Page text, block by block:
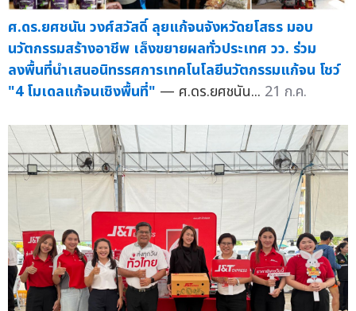
ศ.ดร.ยศชนัน วงศ์สวัสดิ์ ลุยแก้จนจังหวัดยโสธร มอบ
นวัตกรรมสร้างอาชีพ เล็งขยายผลทั่วประเทศ วว. ร่วม
ลงพื้นที่นำเสนอนิทรรศการเทคโนโลยีนวัตกรรมแก้จน โชว์
"4 โมเดลแก้จนเชิงพื้นที่" — ศ.ดร.ยศชนัน... 21 ก.ค.